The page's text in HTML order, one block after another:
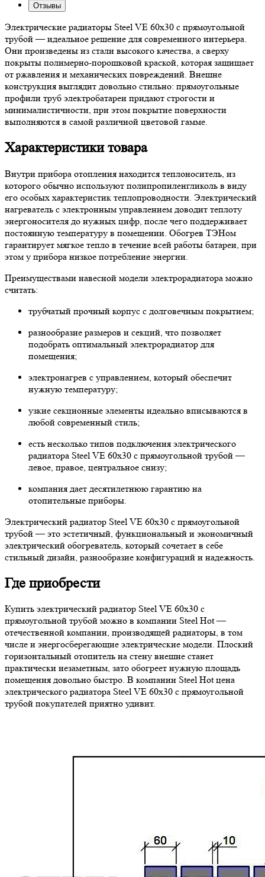
Отзывы
Электрические радиаторы Steel VE 60х30 с прямоугольной
трубой — идеальное решение для современного интерьера.
Они произведены из стали высокого качества, а сверху
покрыты полимерно-порошковой краской, которая защищает
от ржавления и механических повреждений. Внешне
конструкция выглядит довольно стильно: прямоугольные
профили труб электробатареи придают строгости и
минималистичности, при этом покрытие поверхности
выполняются в самой различной цветовой гамме.
Характеристики товара
Внутри прибора отопления находится теплоноситель, из
которого обычно используют полипропиленгликоль в виду
его особых характеристик теплопроводности. Электрический
нагреватель с электронным управлением доводит теплоту
энергоносителя до нужных цифр, после чего поддерживает
постоянную температуру в помещении. Обогрев ТЭНом
гарантирует мягкое тепло в течение всей работы батареи, при
этом у прибора низкое потребление энергии.
Преимуществами навесной модели электрорадиатора можно
считать:
трубчатый прочный корпус с долговечным покрытием;
разнообразие размеров и секций, что позволяет
подобрать оптимальный электрорадиатор для
помещения;
электронагрев с управлением, который обеспечит
нужную температуру;
узкие секционные элементы идеально вписываются в
любой современный стиль;
есть несколько типов подключения электрического
радиатора Steel VE 60х30 с прямоугольной трубой —
левое, правое, центральное снизу;
компания дает десятилетнюю гарантию на
отопительные приборы.
Электрический радиатор Steel VE 60х30 с прямоугольной
трубой — это эстетичный, функциональный и экономичный
электрический обогреватель, который сочетает в себе
стильный дизайн, разнообразие конфигураций и надежность.
Где приобрести
Купить электрический радиатор Steel VE 60х30 с
прямоугольной трубой можно в компании Steel Hot —
отечественной компании, производящей радиаторы, в том
числе и энергосберегающие электрические модели. Плоский
горизонтальный отопитель на стену внешне станет
практически незаметным, зато обогреет нужную площадь
помещения довольно быстро. В компании Steel Hot цена
электрического радиатора Steel VE 60х30 с прямоугольной
трубой покупателей приятно удивит.